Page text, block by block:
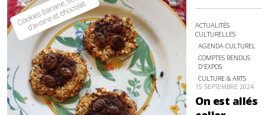
ACTUALITÉS
CULTURELLES
AGENDA CULTUREL
COMPTES RENDUS
D'EXPOS
CULTURE & ARTS
15 SEPTEMBRE 2024
On est allés